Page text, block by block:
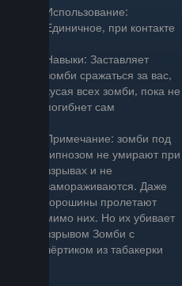
Использование:
Единичное, при контакте
Навыки: Заставляет
зомби сражаться за вас,
кусая всех зомби, пока не
погибнет сам
Примечание: зомби под
гипнозом не умирают при
взрывах и не
замораживаются. Даже
горошины пролетают
мимо них. Но их убивает
взрывом Зомби с
чёртиком из табакерки